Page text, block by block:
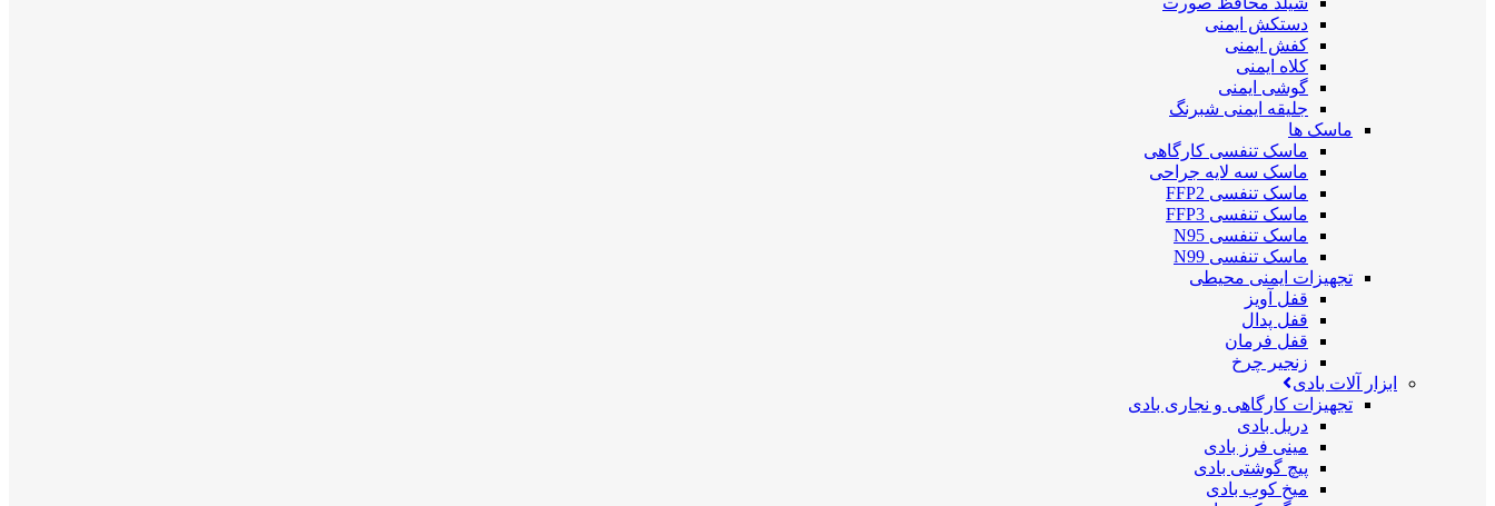
دستکش ایمنی
کفش ایمنی
کلاه ایمنی
گوشی ایمنی
جلیقه ایمنی شبرنگ
ماسک ها
ماسک تنفسی کارگاهی
ماسک سه لایه جراحی
ماسک تنفسی FFP2
ماسک تنفسی FFP3
ماسک تنفسی N95
ماسک تنفسی N99
تجهیزات ایمنی محیطی
قفل آویز
قفل پدال
قفل فرمان
زنجیر چرخ
ابزار آلات بادی
تجهیزات کارگاهی و نجاری بادی
دریل بادی
مینی فرز بادی
پیچ گوشتی بادی
میخ کوب بادی